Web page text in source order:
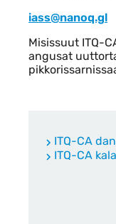
iass@nanoq.gl
Misissuut ITQ-
angusat
ITQ-CA
ITQ-CA